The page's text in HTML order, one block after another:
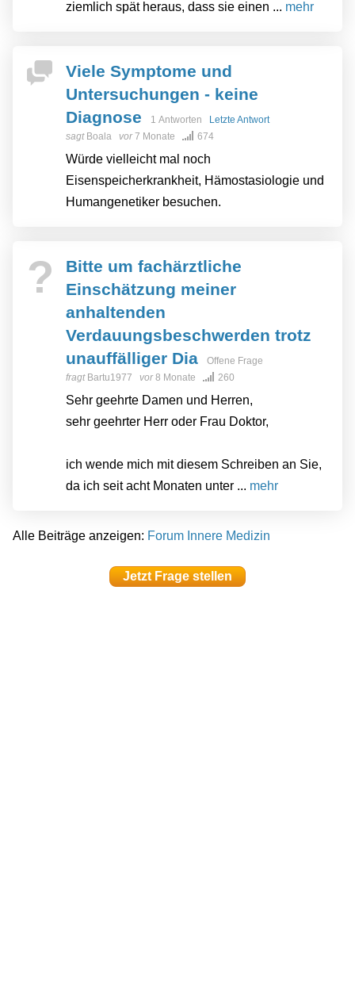
ziemlich spät heraus, dass sie einen ... mehr
Viele Symptome und
Untersuchungen - keine
Diagnose
1 Antworten Letzte Antwort
sagt Boala vor7 Monate 674
Würde vielleicht mal noch
Eisenspeicherkrankheit, Hämostasiologie und
Humangenetiker besuchen.
?
Bitte um fachärztliche
Einschätzung meiner
anhaltenden
Verdauungsbeschwerden trotz
unauffälliger Dia
Offene Frage
fragt Bartu1977 vor8 Monate 260
Sehr geehrte Damen und Herren,
sehr geehrter Herr oder Frau Doktor,
ich wende mich mit diesem Schreiben an Sie,
da ich seit acht Monaten unter ... mehr
Alle Beiträge anzeigen: Forum Innere Medizin
Jetzt Frage stellen